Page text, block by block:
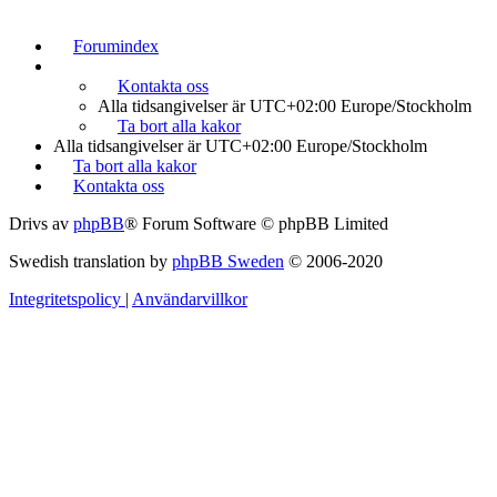
Forumindex
Kontakta oss
Alla tidsangivelser är UTC+02:00 Europe/Stockholm
Ta bort alla kakor
Alla tidsangivelser är UTC+02:00 Europe/Stockholm
Ta bort alla kakor
Kontakta oss
Drivs av phpBB® Forum Software © phpBB Limited
Swedish translation by phpBB Sweden © 2006-2020
Integritetspolicy | Användarvillkor